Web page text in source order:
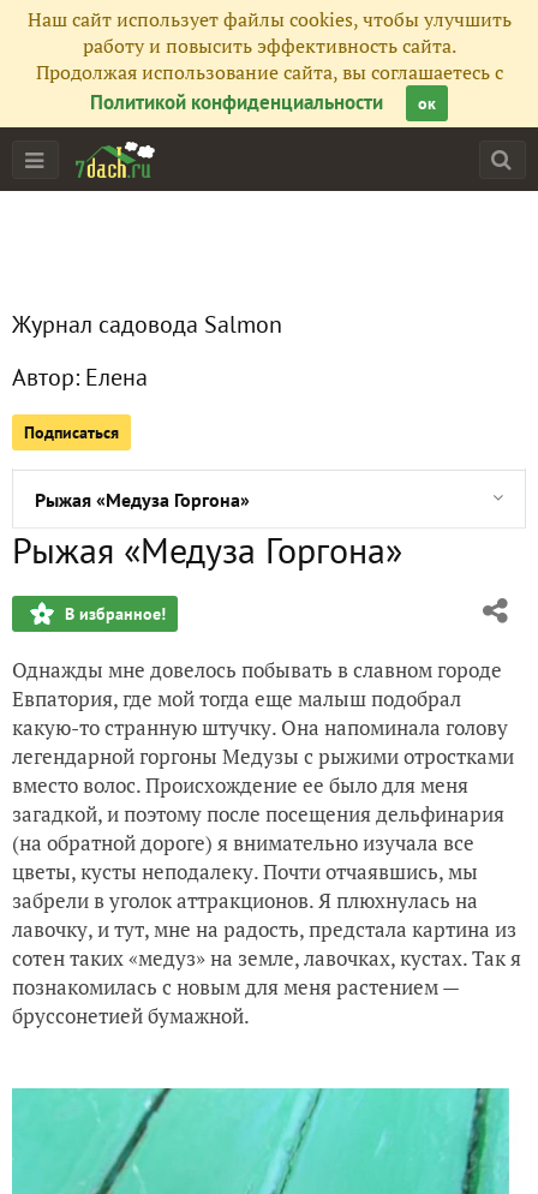
Наш сайт использует файлы cookies, чтобы улучшить
работу и повысить эффективность сайта.
Продолжая использование сайта, вы соглашаетесь с
Политикой конфиденциальности
ок
Журнал садовода Salmon
Автор: Елена
Подписаться
Обыденное и необычное
Очаровательное трио
История любви японцев к хризантемам
Кустарники, которые удивили
Последнее дыхание лета
Тыквенный день
Рыжая «Медуза Горгона»
Рыжая «Медуза Горгона»
В избранное!
Однажды мне довелось побывать в славном городе
Евпатория, где мой тогда еще малыш подобрал
какую-то странную штучку. Она напоминала голову
легендарной горгоны Медузы с рыжими отростками
вместо волос. Происхождение ее было для меня
загадкой, и поэтому после посещения дельфинария
(на обратной дороге) я внимательно изучала все
цветы, кусты неподалеку. Почти отчаявшись, мы
забрели в уголок аттракционов. Я плюхнулась на
лавочку, и тут, мне на радость, предстала картина из
сотен таких «медуз» на земле, лавочках, кустах. Так я
познакомилась с новым для меня растением —
бруссонетией бумажной.